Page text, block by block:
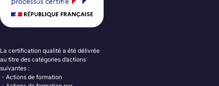
La certification qualité a été délivrée
au titre des catégories d’actions
suivantes :
・Actions de formation